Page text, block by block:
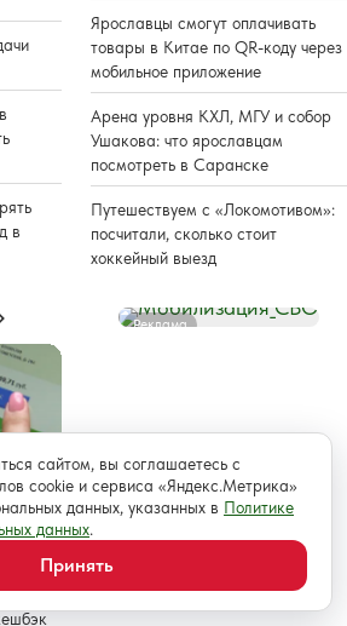
в
Ярославцы смогут оплачивать
товары в Китае по QR-коду через
мобильное приложение
Арена уровня КХЛ, МГУ и собор
Ушакова: что ярославцам
посмотреть в Саранске
Путешествуем с «Локомотивом»:
посчитали, сколько стоит
хоккейный выезд
Реклама
сайтом, вы соглашаетесь с
cookie и сервиса «Яндекс.Метрика»
данных, указанных в Политике
данных.
Принять